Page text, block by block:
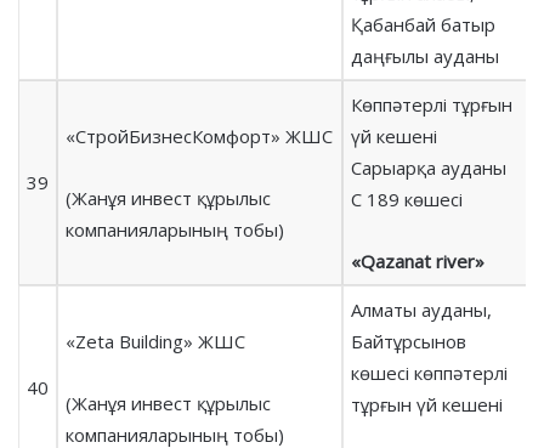
Қабанбай батыр
даңғылы ауданы
39
«СтройБизнесКомфорт» ЖШС
(Жанұя инвест құрылыс
компанияларының тобы)
Көппәтерлі тұрғын
үй кешені
Сарыарқа ауданы
С 189 көшесі
«Qazanat river»
40
«Zeta Building» ЖШС
(Жанұя инвест құрылыс
компанияларының тобы)
Алматы ауданы,
Байтұрсынов
көшесі көппәтерлі
тұрғын үй кешені